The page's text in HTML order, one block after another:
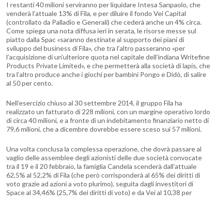
I restanti 40 milioni serviranno per liquidare Intesa Sanpaolo, che
venderà l’attuale 13% di Fila, e per diluire il fondo Vei Capital
(controllato da Palladio e Generali) che cederà anche un 4% circa.
Come spiega una nota diffusa ieri in serata, le risorse messe sul
piatto dalla Spac «saranno destinate al supporto dei piani di
sviluppo del business di Fila», che tra l’altro passeranno «per
l’acquisizione di un’ulteriore quota nel capitale dell’indiana Writefine
Products Private Limited», e che permetterà alla società di lapis, che
tra l’altro produce anche i giochi per bambini Pongo e Didò, di salire
al 50 per cento.
Nell’esercizio chiuso al 30 settembre 2014, il gruppo Fila ha
realizzato un fatturato di 228 milioni, con un margine operativo lordo
di circa 40 milioni, e a fronte di un indebitamento finanziario netto di
79,6 milioni, che a dicembre dovrebbe essere sceso sui 57 milioni.
Una volta conclusa la complessa operazione, che dovrà passare al
vaglio delle assemblee degli azionisti delle due società convocate
tra il 19 e il 20 febbraio, la famiglia Candela scenderà dall’attuale
62,5% al 52,2% di Fila (che però corrisponderà al 65% dei diritti di
voto grazie ad azioni a voto plurimo), seguita dagli investitori di
Space al 34,46% (25,7% dei diritti di voto) e da Vei al 10,38 per